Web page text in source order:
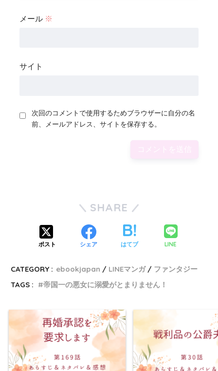
メール ※
サイト
次回のコメントで使用するためブラウザーに自分の名
前、メールアドレス、サイトを保存する。
SHARE
ポスト シェア はてブ LINE
CATEGORY : ebookjapan LINEマンガ
ファンタジー
TAGS :
帝国一の悪女に溺愛がとまりません！